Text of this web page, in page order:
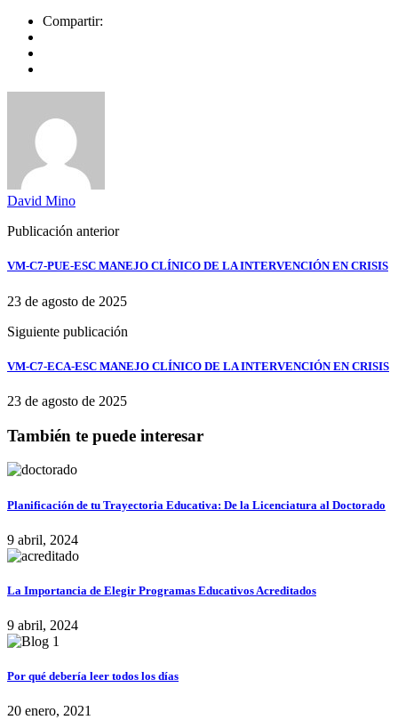
Compartir:
David Mino
Publicación anterior
VM-C7-PUE-ESC MANEJO CLÍNICO DE LA INTERVENCIÓN EN CRISIS
23 de agosto de 2025
Siguiente publicación
VM-C7-ECA-ESC MANEJO CLÍNICO DE LA INTERVENCIÓN EN CRISIS
23 de agosto de 2025
También te puede interesar
Planificación de tu Trayectoria Educativa: De la Licenciatura al Doctorado
9 abril, 2024
La Importancia de Elegir Programas Educativos Acreditados
9 abril, 2024
Por qué debería leer todos los días
20 enero, 2021